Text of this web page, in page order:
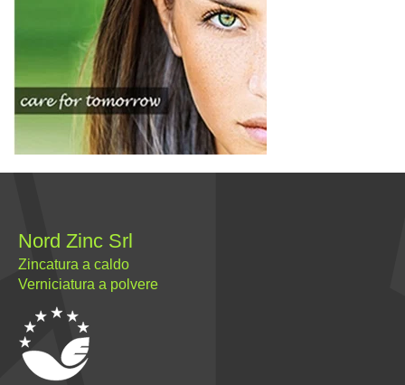
Nord Zinc Srl
Zincatura a caldo
Verniciatura a polvere